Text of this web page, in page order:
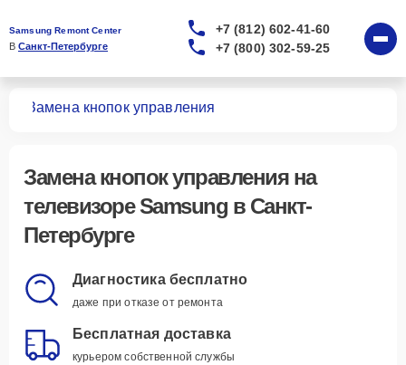
Samsung Remont Center
В Санкт-Петербурге
+7 (812) 602-41-60
+7 (800) 302-59-25
Замена кнопок управления
Замена кнопок управленияна
телевизоре Samsung в Санкт-
Петербурге
Диагностика бесплатно
даже при отказе от ремонта
Бесплатная доставка
курьером собственной службы